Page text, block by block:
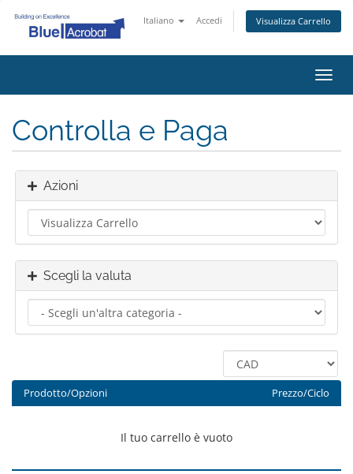
Italiano Accedi Visualizza Carrello
Attiva
Controlla e Paga
Azioni
Scegli la valuta
Prodotto/Opzioni Prezzo/Ciclo
Il tuo carrello è vuoto